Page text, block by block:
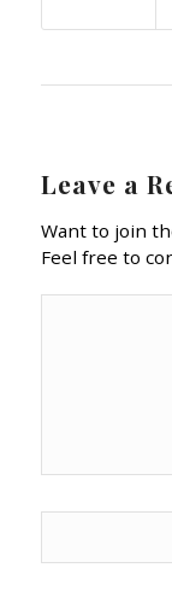
Leave a
Want to join
Feel free to